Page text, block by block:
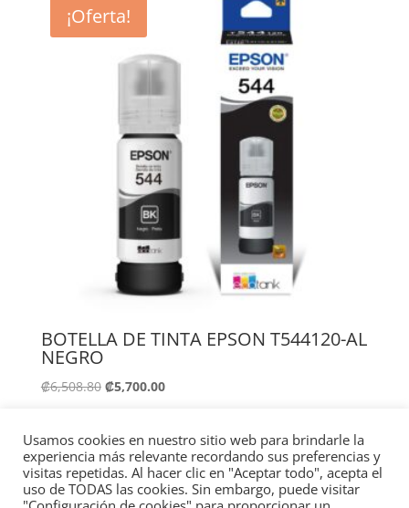
¡Oferta!
BOTELLA DE TINTA EPSON T544120-AL
NEGRO
₡6,508.80 El
era:
.
₡6,508.80
₡5,700.00El
es:
.
₡5,700.00
Añadir al carrito
Usamos cookies en nuestro sitio web para brindarle la
experiencia más relevante recordando sus preferencias y
visitas repetidas. Al hacer clic en "Aceptar todo", acepta el
uso de TODAS las cookies. Sin embargo, puede visitar